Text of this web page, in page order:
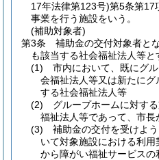
17年法律第123号)第5条第17
事業を行う施設をいう。
(補助対象者)
第3条
補助金の交付対象者と
も該当する社会福祉法人等と
(1)
市内において、既にグ
会福祉法人等又は新たにグ
する社会福祉法人等
(2)
グループホームに対す
福祉法人等であって、市
(3)
補助金の交付を受けよ
いて対象施設における利
から障がい福祉サービスの